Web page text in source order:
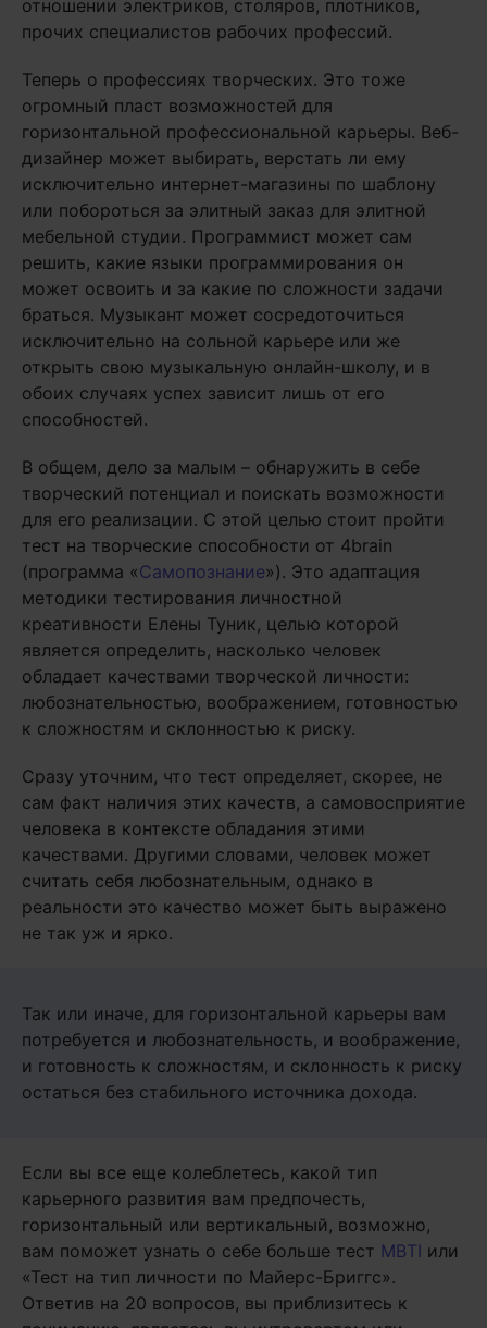
отношении электриков, столяров, плотников,
прочих специалистов рабочих профессий.
Теперь о профессиях творческих. Это тоже
огромный пласт возможностей для
горизонтальной профессиональной карьеры. Веб-
дизайнер может выбирать, верстать ли ему
исключительно интернет-магазины по шаблону
или побороться за элитный заказ для элитной
мебельной студии. Программист может сам
решить, какие языки программирования он
может освоить и за какие по сложности задачи
браться. Музыкант может сосредоточиться
исключительно на сольной карьере или же
открыть свою музыкальную онлайн-школу, и в
обоих случаях успех зависит лишь от его
способностей.
В общем, дело за малым – обнаружить в себе
творческий потенциал и поискать возможности
для его реализации. С этой целью стоит пройти
тест на творческие способности от 4brain
(программа «Самопознание»). Это адаптация
методики тестирования личностной
креативности Елены Туник, целью которой
является определить, насколько человек
обладает качествами творческой личности:
любознательностью, воображением, готовностью
к сложностям и склонностью к риску.
Сразу уточним, что тест определяет, скорее, не
сам факт наличия этих качеств, а самовосприятие
человека в контексте обладания этими
качествами. Другими словами, человек может
считать себя любознательным, однако в
реальности это качество может быть выражено
не так уж и ярко.
Так или иначе, для горизонтальной карьеры вам
потребуется и любознательность, и воображение,
и готовность к сложностям, и склонность к риску
остаться без стабильного источника дохода.
Если вы все еще колеблетесь, какой тип
карьерного развития вам предпочесть,
горизонтальный или вертикальный, возможно,
вам поможет узнать о себе больше тест MBTI или
«Тест на тип личности по Майерс-Бриггс».
Ответив на 20 вопросов, вы приблизитесь к